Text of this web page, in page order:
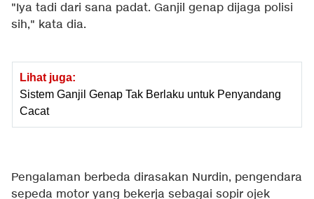
"Iya tadi dari sana padat. Ganjil genap dijaga polisi
sih," kata dia.
Lihat juga:
Sistem Ganjil Genap Tak Berlaku untuk Penyandang
Cacat
Pengalaman berbeda dirasakan Nurdin, pengendara
sepeda motor yang bekerja sebagai sopir ojek